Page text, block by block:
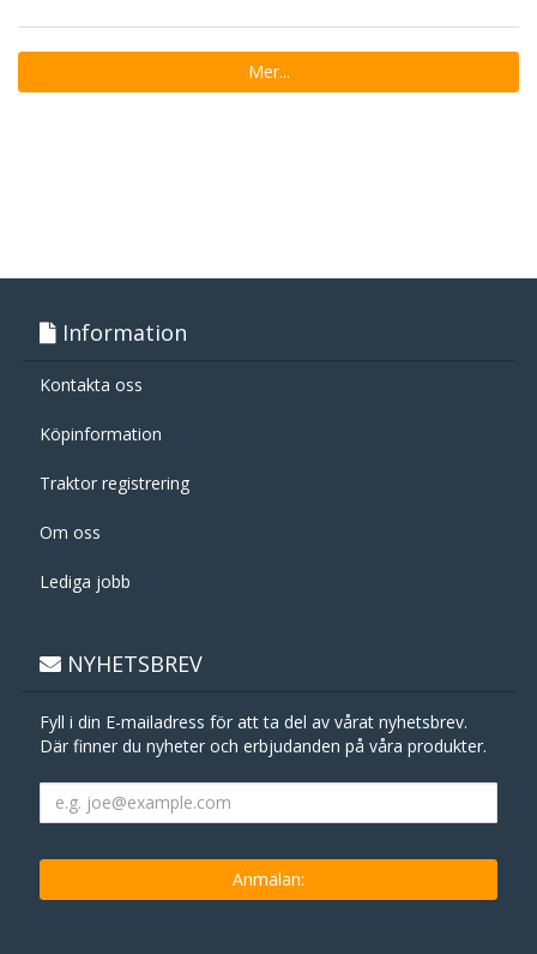
Mer...
Information
Kontakta oss
Köpinformation
Traktor registrering
Om oss
Lediga jobb
NYHETSBREV
Fyll i din E-mailadress för att ta del av vårat nyhetsbrev.
Där finner du nyheter och erbjudanden på våra produkter.